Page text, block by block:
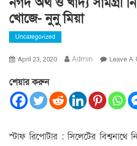
খোজে- নুনু মিয়া
Uncategorized
April 23, 2020 Admin Leave A
শেয়ার করুন
স্টাফ রিপোটার : সিলেটের